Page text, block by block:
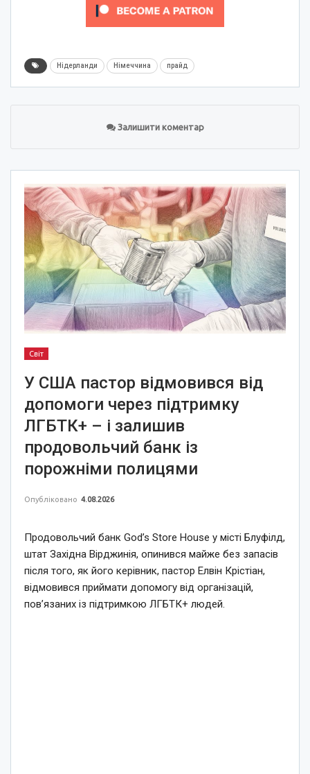
Нідерланди Німеччина прайд
Залишити коментар
Світ
У США пастор відмовився від
допомоги через підтримку
ЛГБТК+ – і залишив
продовольчий банк із
порожніми полицями
Опубліковано 4.08.2026
Продовольчий банк God’s Store House у місті Блуфілд,
штат Західна Вірджинія, опинився майже без запасів
після того, як його керівник, пастор Елвін Крістіан,
відмовився приймати допомогу від організацій,
пов’язаних із підтримкою ЛГБТК+ людей.